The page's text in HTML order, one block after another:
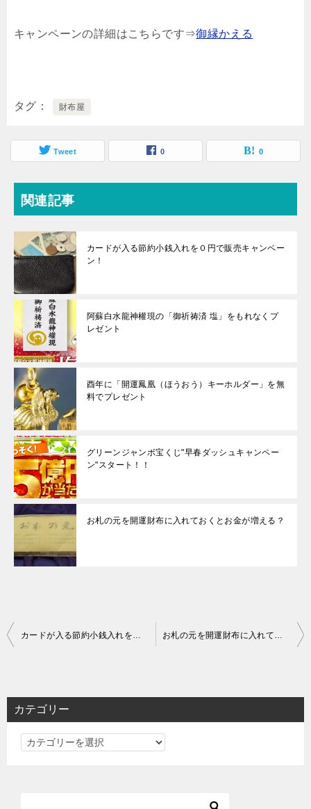
キャンペーンの詳細はこちらです⇒御縁かえる
タグ 財布屋
Tweet 0 0
関連記事
カードが入る節約小銭入れを０円で販売キャンペー
ン！
阿蘇白水龍神權現の「御祈祷済 塩」をもれなくプ
レゼント
酉年に「開運鳳凰（ほうおう）キーホルダー」を無
料でプレゼント
グリーンジャンボ宝くじ"早春ダッシュキャンペー
ン"スタート！！
お札の元を開運財布に入れておくとお金が増える？
投
ビ
ゲ
カードが入る節約小銭入れを０円で販売キャンペーン！ お札の元を開運財布に入れておくとお金が増える？
カテゴリー
カ